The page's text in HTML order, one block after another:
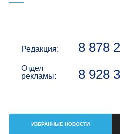
Редакция: 8 878
Отдел
рекламы:
8 928
ИЗБРАННЫЕ НОВОСТИ